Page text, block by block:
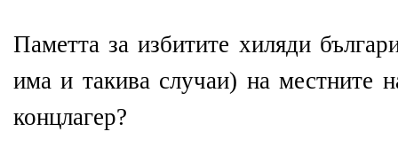
Паметта за избитите хиляди
има и такива случаи) на местните
концлагер?